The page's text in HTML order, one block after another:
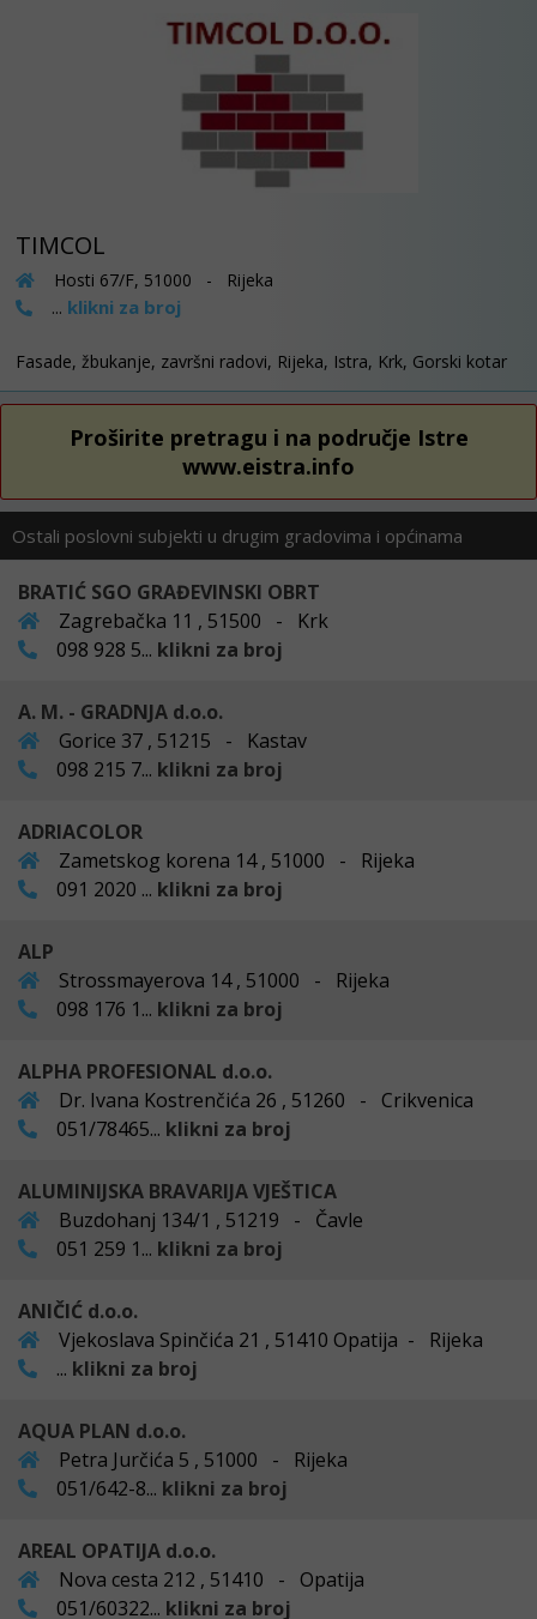
TIMCOL
Hosti 67/F, 51000 - Rijeka
... klikni za broj
Fasade, žbukanje, završni radovi, Rijeka, Istra, Krk, Gorski kotar
Proširite pretragu i na područje Istre
www.eistra.info
Ostali poslovni subjekti u drugim gradovima i općinama
BRATIĆ SGO GRAĐEVINSKI OBRT
Zagrebačka 11 , 51500 - Krk
098 928 5... klikni za broj
A. M. - GRADNJA d.o.o.
Gorice 37 , 51215 - Kastav
098 215 7... klikni za broj
ADRIACOLOR
Zametskog korena 14 , 51000 - Rijeka
091 2020 ... klikni za broj
ALP
Strossmayerova 14 , 51000 - Rijeka
098 176 1... klikni za broj
ALPHA PROFESIONAL d.o.o.
Dr. Ivana Kostrenčića 26 , 51260 - Crikvenica
051/78465... klikni za broj
ALUMINIJSKA BRAVARIJA VJEŠTICA
Buzdohanj 134/1 , 51219 - Čavle
051 259 1... klikni za broj
ANIČIĆ d.o.o.
Vjekoslava Spinčića 21 , 51410 Opatija - Rijeka
... klikni za broj
AQUA PLAN d.o.o.
Petra Jurčića 5 , 51000 - Rijeka
051/642-8... klikni za broj
AREAL OPATIJA d.o.o.
Nova cesta 212 , 51410 - Opatija
051/60322... klikni za broj